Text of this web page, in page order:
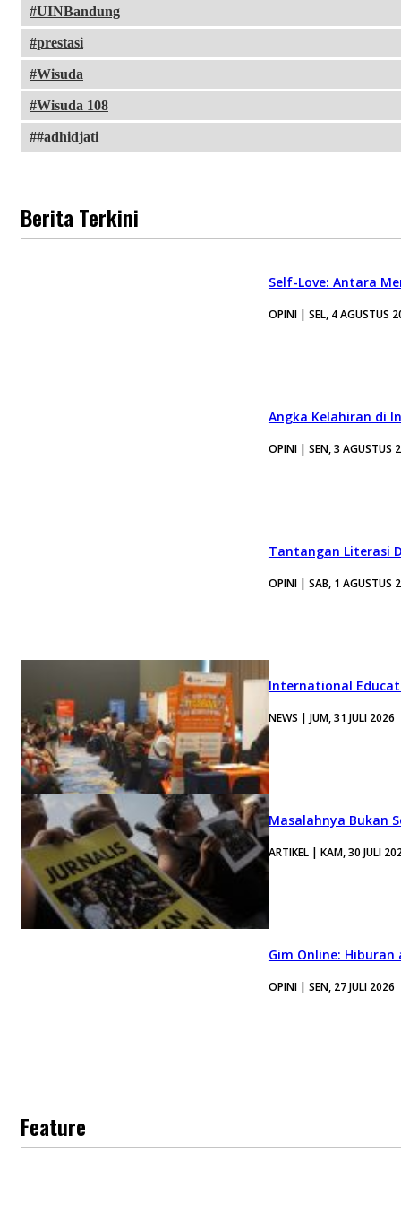
UINBandung
prestasi
Wisuda
Wisuda 108
#adhidjati
Berita Terkini
Self-Love: Antara
OPINI | SEL, 4 AGUSTUS
Angka Kelahiran di
OPINI | SEN, 3 AGUSTUS
Tantangan Literasi
OPINI | SAB, 1 AGUSTUS
International
NEWS | JUM, 31 JULI 2026
Masalahnya Bukan
ARTIKEL | KAM, 30 JULI
Gim Online:
OPINI | SEN, 27 JULI 2026
Feature